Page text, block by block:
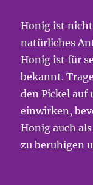
Honig ist
natürliches
Honig ist für
bekannt.
den Pickel auf
einwirken,
Honig auch
zu beruhigen